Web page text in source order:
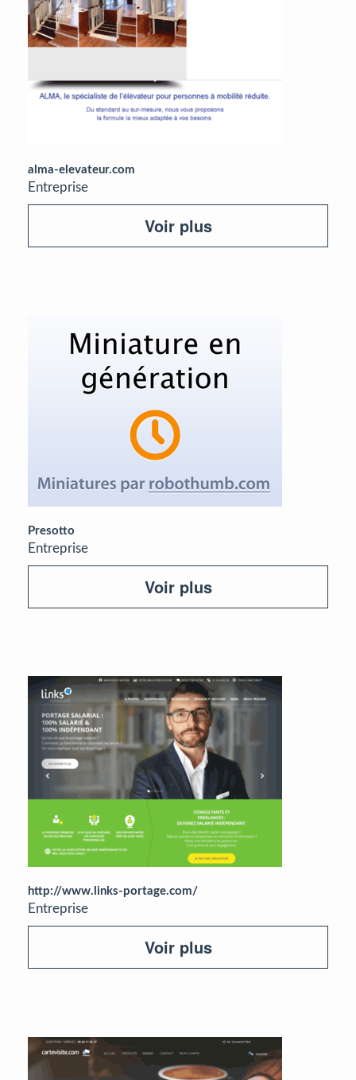
alma-elevateur.com
Entreprise
Voir plus
Presotto
Entreprise
Voir plus
http://www.links-portage.com/
Entreprise
Voir plus